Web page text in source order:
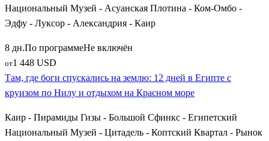
Национальный Музей - Асуанская Плотина - Ком-Омбо -
Эдфу - Луксор - Александрия - Каир
8 дн.По программеНе включён
от1 448 USD
Там, где боги спускались на землю: 12 дней в Египте с
круизом по Нилу и отдыхом на Красном море
Каир - Пирамиды Гизы - Большой Сфинкс - Египетский
Национальный Музей - Цитадель - Коптский Квартал - Рынок